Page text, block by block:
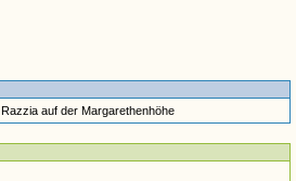
Razzia auf der Margarethenhöhe